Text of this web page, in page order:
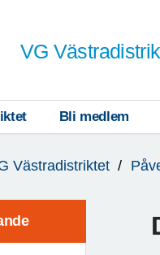
VG
Bli medlem
Västradistriktet